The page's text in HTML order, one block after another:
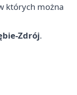
których można
Zdrój.